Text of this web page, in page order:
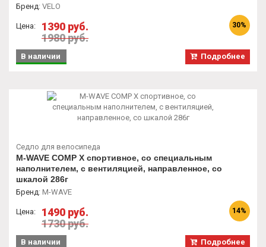
Бренд: VELO
Цена:
1390 руб.
1980 руб.
30%
Подробнее
В наличии
Седло для велосипеда
M-WAVE COMP Х спортивное, со специальным
наполнителем, с вентиляцией, направленное, со
шкалой 286г
Бренд: M-WAVE
Цена:
1490 руб.
1730 руб.
14%
Подробнее
В наличии